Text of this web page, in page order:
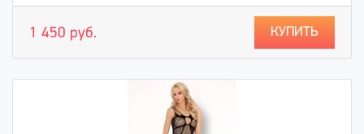
1 450 руб. КУПИТЬ